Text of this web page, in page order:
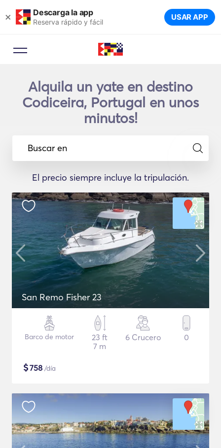
× Descarga la app
Reserva rápido y fácil USAR APP
Alquila un yate en destino
Codiceira, Portugal en unos
minutos!
Buscar en
El precio siempre incluye la tripulación.
San Remo Fisher 23
Barco de motor
23 ft
7 m
6 Crucero 0
$758 /día